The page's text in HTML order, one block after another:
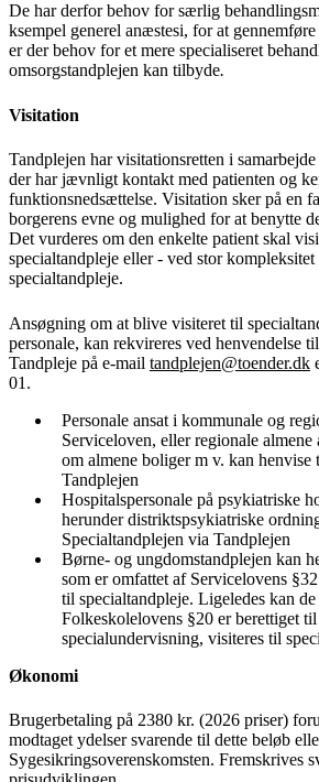
De har derfor behov for særlig
ksempel generel anæstesi, for at
er der behov for et mere specialiseret
omsorgstandplejen kan tilbyde.
Visitation
Tandplejen har visitationsretten i
der har jævnligt kontakt med patienten og
funktionsnedsættelse. Visitation sker på en
borgerens evne og mulighed for at benytte
Det vurderes om den enkelte patient skal
specialtandpleje eller - ved stor
specialtandpleje.
Ansøgning om at blive visiteret til
personale, kan rekvireres ved henvendelse
Tandpleje på e-mail tandplejen@toender.dk
01.
Personale ansat i kommunale og
Serviceloven, eller regionale
om almene boliger m v. kan henvise
Tandplejen
Hospitalspersonale på psykiatriske
herunder distriktspsykiatriske
Specialtandplejen via Tandplejen
Børne- og ungdomstandplejen kan
som er omfattet af Servicelovens
til specialtandpleje. Ligeledes kan
Folkeskolelovens §20 er berettiget
specialundervisning, visiteres til
Økonomi
Brugerbetaling på 2380 kr. (2026 priser)
modtaget ydelser svarende til dette beløb
Sygesikringsoverenskomsten. Fremskrives